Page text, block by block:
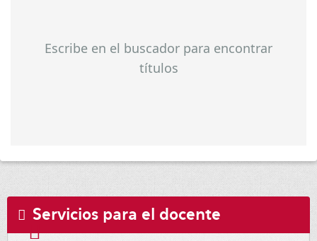
Servicios para el docente